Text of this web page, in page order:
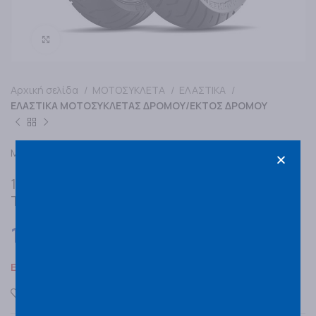
Αρχική σελίδα ΜΟΤΟΣΥΚΛΕΤΑ
ΕΛΑΣΤΙΚΑ
ΕΛΑΣΤΙΚΑ ΜΟΤΟΣΥΚΛΕΤΑΣ ΔΡΟΜΟΥ/ΕΚΤΟΣ ΔΡΟΜΟΥ
MICHELIN
120/70R19 MICHELIN ANAKEE ROAD 60W F
TL/TT
150,00
Εξαντλημένο